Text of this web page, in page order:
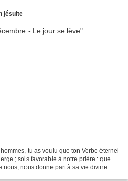
jésuite
tu as voulu que ton Verbe éternel
; sois favorable à notre prière : que
nous donne part à sa vie divine.